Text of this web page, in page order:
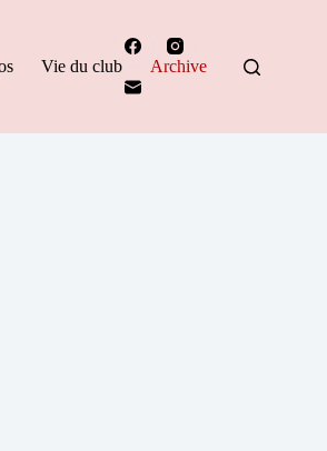
Vie du club Archive